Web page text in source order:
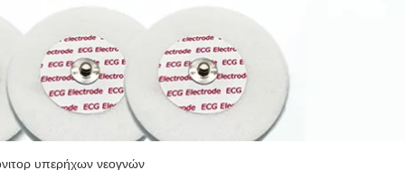
υπερήχων νεογνών